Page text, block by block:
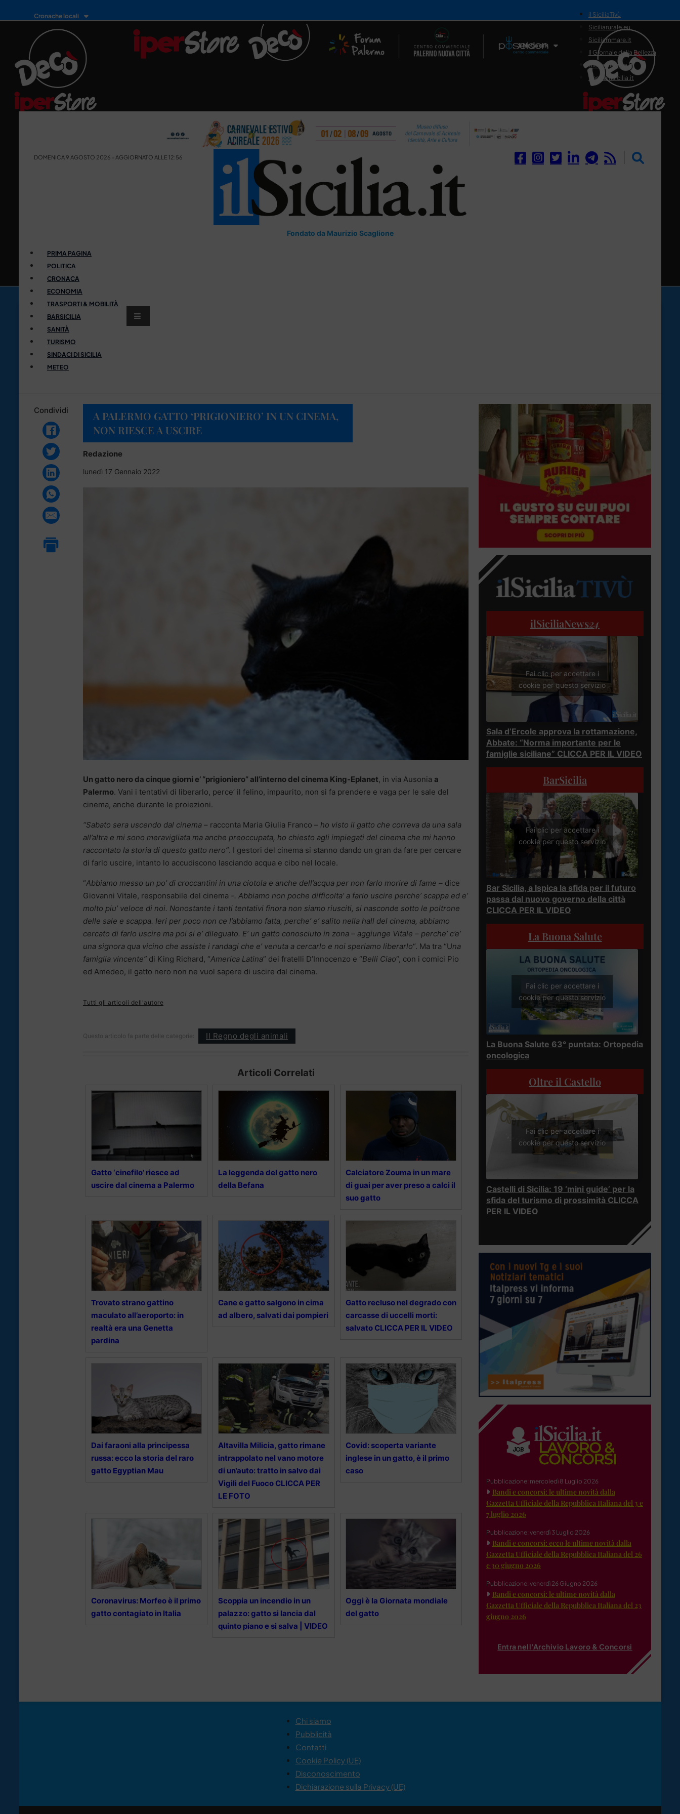
Cronache locali
Il Network
il SiciliaTivù
Siciliarurale.eu
Siciliammare.it
Il Giornale della Bellezza
Siciliamedica.it
Sanitainsicilia.it
DOMENICA 9 AGOSTO 2026 - AGGIORNATO ALLE 12:56
Fondato da Maurizio Scaglione
PRIMA PAGINA
POLITICA
CRONACA
ECONOMIA
TRASPORTI & MOBILITÀ
BARSICILIA
SANITÀ
TURISMO
SINDACI DI SICILIA
METEO
Condividi
A PALERMO GATTO ‘PRIGIONIERO’ IN UN CINEMA,
NON RIESCE A USCIRE
Redazione
lunedì 17 Gennaio 2022
Un gatto nero da cinque giorni e’ “prigioniero” all’interno del cinema King-Eplanet, in via Ausonia a
Palermo. Vani i tentativi di liberarlo, perce’ il felino, impaurito, non si fa prendere e vaga per le sale del
cinema, anche durante le proiezioni.
“Sabato sera uscendo dal cinema – racconta Maria Giulia Franco – ho visto il gatto che correva da una sala
all’altra e mi sono meravigliata ma anche preoccupata, ho chiesto agli impiegati del cinema che mi hanno
raccontato la storia di questo gatto nero”. I gestori del cinema si stanno dando un gran da fare per cercare
di farlo uscire, intanto lo accudiscono lasciando acqua e cibo nel locale.
“Abbiamo messo un po’ di croccantini in una ciotola e anche dell’acqua per non farlo morire di fame – dice
Giovanni Vitale, responsabile del cinema -. Abbiamo non poche difficolta’ a farlo uscire perche’ scappa ed e’
molto piu’ veloce di noi. Nonostante i tanti tentativi finora non siamo riusciti, si nasconde sotto le poltrone
delle sale e scappa. Ieri per poco non ce l’abbiamo fatta, perche’ e’ salito nella hall del cinema, abbiamo
cercato di farlo uscire ma poi si e’ dileguato. E’ un gatto conosciuto in zona – aggiunge Vitale – perche’ c’e’
una signora qua vicino che assiste i randagi che e’ venuta a cercarlo e noi speriamo liberarlo“. Ma tra “Una
famiglia vincente” di King Richard, “America Latina” dei fratelli D’Innocenzo e “Belli Ciao“, con i comici Pio
ed Amedeo, il gatto nero non ne vuol sapere di uscire dal cinema.
Tutti gli articoli dell'autore
Questo articolo fa parte delle categorie: Il Regno degli animali
Articoli Correlati
Gatto ‘cinefilo’ riesce ad
uscire dal cinema a Palermo
La leggenda del gatto nero
della Befana
Calciatore Zouma in un mare
di guai per aver preso a calci il
suo gatto
Trovato strano gattino
maculato all’aeroporto: in
realtà era una Genetta
pardina
Cane e gatto salgono in cima
ad albero, salvati dai pompieri
Gatto recluso nel degrado con
carcasse di uccelli morti:
salvato CLICCA PER IL VIDEO
Dai faraoni alla principessa
russa: ecco la storia del raro
gatto Egyptian Mau
Altavilla Milicia, gatto rimane
intrappolato nel vano motore
di un’auto: tratto in salvo dai
Vigili del Fuoco CLICCA PER
LE FOTO
Covid: scoperta variante
inglese in un gatto, è il primo
caso
Coronavirus: Morfeo è il primo
gatto contagiato in Italia
Scoppia un incendio in un
palazzo: gatto si lancia dal
quinto piano e si salva | VIDEO
Oggi è la Giornata mondiale
del gatto
ilSiciliaNews24
Fai clic per accettare i
cookie per questo servizio
Sala d’Ercole approva la rottamazione,
Abbate: “Norma importante per le
famiglie siciliane” CLICCA PER IL VIDEO
BarSicilia
Fai clic per accettare i
cookie per questo servizio
Bar Sicilia, a Ispica la sfida per il futuro
passa dal nuovo governo della città
CLICCA PER IL VIDEO
La Buona Salute
Fai clic per accettare i
cookie per questo servizio
La Buona Salute 63° puntata: Ortopedia
oncologica
Oltre il Castello
Fai clic per accettare i
cookie per questo servizio
Castelli di Sicilia: 19 ‘mini guide’ per la
sfida del turismo di prossimità CLICCA
PER IL VIDEO
Pubblicazione: mercoledì 8 Luglio 2026
Bandi e concorsi: le ultime novità dalla
Gazzetta Ufficiale della Repubblica Italiana del 3 e
7 luglio 2026
Pubblicazione: venerdì 3 Luglio 2026
Bandi e concorsi: ecco le ultime novità dalla
Gazzetta Ufficiale della Repubblica Italiana del 26
e 30 giugno 2026
Pubblicazione: venerdì 26 Giugno 2026
Bandi e concorsi: le ultime novità dalla
Gazzetta Ufficiale della Repubblica Italiana del 23
giugno 2026
Entra nell'Archivio Lavoro & Concorsi
Chi siamo
Pubblicità
Contatti
Cookie Policy (UE)
Disconoscimento
Dichiarazione sulla Privacy (UE)